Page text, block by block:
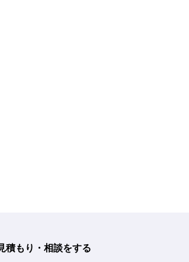
積もり・相談をする